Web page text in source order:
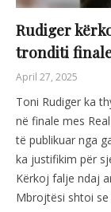
Rudiger
tronditi
April 27, 2025
Toni Rudiger ka
në finale mes
të publikuar nga
ka justifikim për
Kërkoj falje ndaj
Mbrojtësi shtoi